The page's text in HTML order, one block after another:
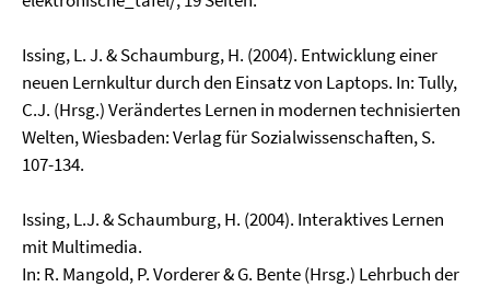
Issing, L. J. & Schaumburg, H. (2004). Entwicklung einer
neuen Lernkultur durch den Einsatz von Laptops. In: Tully,
C.J. (Hrsg.) Verändertes Lernen in modernen technisierten
Welten, Wiesbaden: Verlag für Sozialwissenschaften, S.
107-134.
Issing, L.J. & Schaumburg, H. (2004). Interaktives Lernen
mit Multimedia.
In: R. Mangold, P. Vorderer & G. Bente (Hrsg.) Lehrbuch der